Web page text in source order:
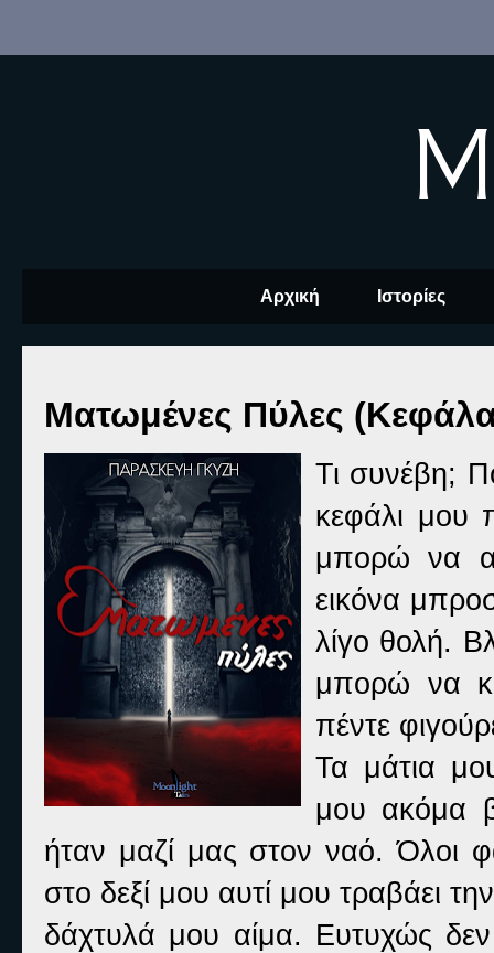
Αρχική Ιστορίες
Ματωμένες Πύλες
Τι συνέβη;
κεφάλι μου
μπορώ να
εικόνα
λίγο θολή.
μπορώ να
πέντε
Τα μάτια
μου ακόμα
ήταν μαζί μας στον ναό. Όλοι
στο δεξί μου αυτί μου τραβάει
δάχτυλά μου αίμα. Ευτυχώς